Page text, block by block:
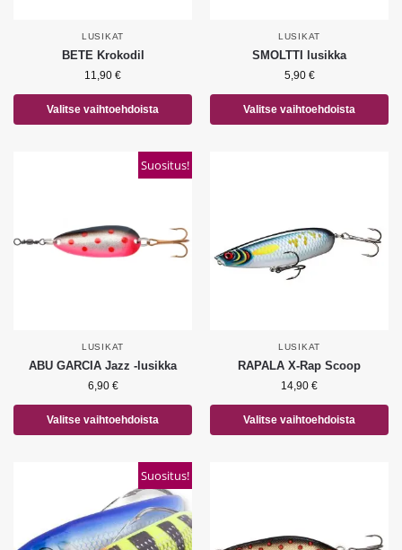
LUSIKAT
BETE Krokodil
11,90 €
Valitse vaihtoehdoista
LUSIKAT
SMOLTTI lusikka
5,90 €
Valitse vaihtoehdoista
Suositus!
LUSIKAT
ABU GARCIA Jazz -lusikka
6,90 €
Valitse vaihtoehdoista
LUSIKAT
RAPALA X-Rap Scoop
14,90 €
Valitse vaihtoehdoista
Suositus!